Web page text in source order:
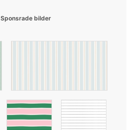
Sponsrade bilder